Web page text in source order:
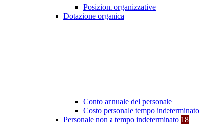
Posizioni organizzative
Dotazione organica
Conto annuale del personale
Costo personale tempo indeterminato
Personale non a tempo indeterminato 18